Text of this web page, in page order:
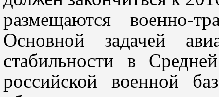
размещаются военно-
Основной задачей
стабильности в
российской военной